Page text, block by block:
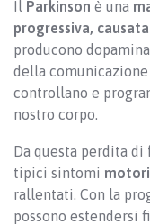
Il Parkinson è una
progressiva,
producono
della
controllano e
nostro corpo.
Da questa perdita
tipici sintomi
rallentati. Con la
possono estendersi